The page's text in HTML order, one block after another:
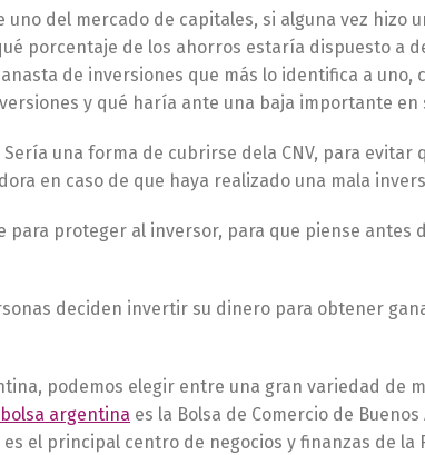
del mercado de capitales, si alguna vez hizo
porcentaje de los ahorros estaría dispuesto a
de inversiones que más lo identifica a uno,
y qué haría ante una baja importante en
una forma de cubrirse dela CNV, para
en caso de que haya realizado una mala
para proteger al inversor, para que piense antes
deciden invertir su dinero para obtener
podemos elegir entre una gran variedad de
bolsa argentina es la Bolsa de Comercio de
el principal centro de negocios y finanzas de la